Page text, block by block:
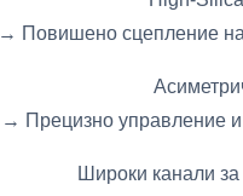
→ Повишено сцепление
→ Прецизно управление
Широки канали